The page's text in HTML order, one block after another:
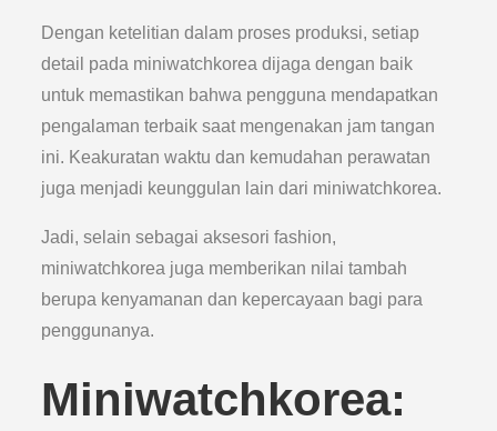
Dengan ketelitian dalam proses produksi, setiap
detail pada miniwatchkorea dijaga dengan baik
untuk memastikan bahwa pengguna mendapatkan
pengalaman terbaik saat mengenakan jam tangan
ini. Keakuratan waktu dan kemudahan perawatan
juga menjadi keunggulan lain dari miniwatchkorea.
Jadi, selain sebagai aksesori fashion,
miniwatchkorea juga memberikan nilai tambah
berupa kenyamanan dan kepercayaan bagi para
penggunanya.
Miniwatchkorea: